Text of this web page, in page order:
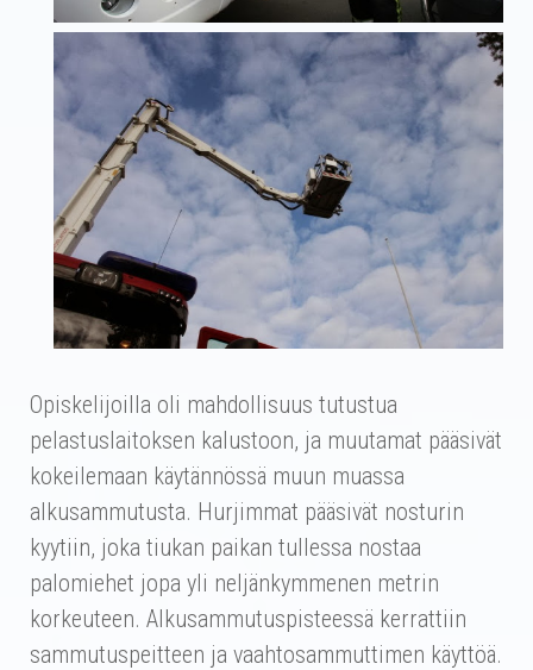
Opiskelijoilla oli mahdollisuus tutustua
pelastuslaitoksen kalustoon, ja muutamat pääsivät
kokeilemaan käytännössä muun muassa
alkusammutusta. Hurjimmat pääsivät nosturin
kyytiin, joka tiukan paikan tullessa nostaa
palomiehet jopa yli neljänkymmenen metrin
korkeuteen. Alkusammutuspisteessä kerrattiin
sammutuspeitteen ja vaahtosammuttimen käyttöä.